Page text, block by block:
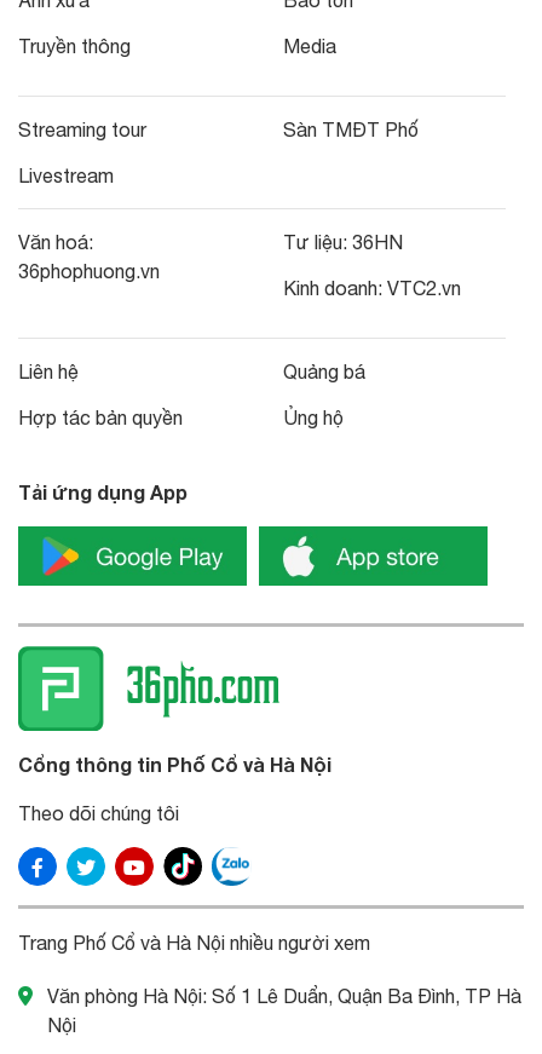
Truyền thông Media
Streaming tour
Livestream
Sàn TMĐT Phố
Văn hoá:
36phophuong.vn
Tư liệu: 36HN
Kinh doanh: VTC2.vn
Liên hệ
Hợp tác bản quyền
Quảng bá
Ủng hộ
Tải ứng dụng App
Cổng thông tin Phố Cổ và Hà Nội
Theo dõi chúng tôi
Trang Phố Cổ và Hà Nội nhiều người xem
Văn phòng Hà Nội: Số 1 Lê Duẩn, Quận Ba Đình, TP Hà
Nội